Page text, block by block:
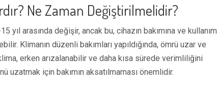
Ne Zaman Değiştirilmelidir?
yıl arasında değişir, ancak bu, cihazın bakımına ve kullanım
Klimanın düzenli bakımları yapıldığında, ömrü uzar ve
erken arızalanabilir ve daha kısa sürede verimliliğini
uzatmak için bakımın aksatılmaması önemlidir.